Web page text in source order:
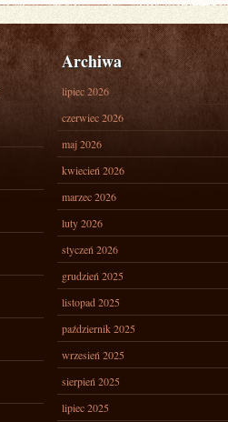
Archiwa
lipiec 2026
czerwiec 2026
maj 2026
kwiecień 2026
marzec 2026
luty 2026
styczeń 2026
grudzień 2025
listopad 2025
październik 2025
wrzesień 2025
sierpień 2025
lipiec 2025